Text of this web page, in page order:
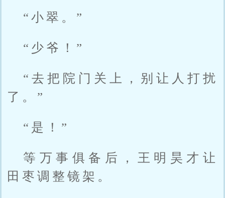
“小翠。”
“少爷！”
“去把院门关上，别让人打扰
了。”
“是！”
等万事俱备后，王明昊才让
田枣调整镜架。